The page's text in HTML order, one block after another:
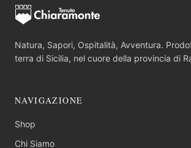
Natura, Sapori, Ospitalità, Avventura.
terra di Sicilia, nel cuore della provincia di
NAVIGAZIONE
Shop
Chi Siamo